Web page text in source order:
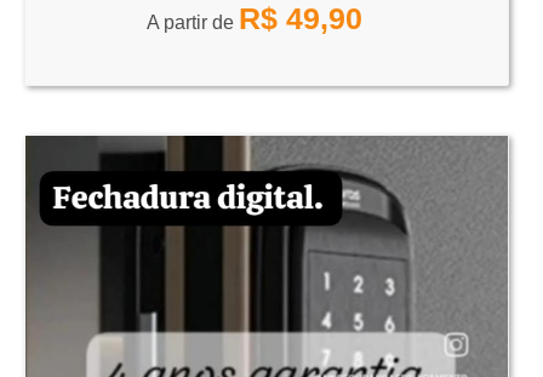
A partir de R$ 49,90